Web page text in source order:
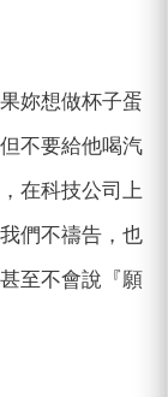
妳想做杯子蛋
不要給他喝汽
在科技公司上
們不禱告，也
至不會說『願